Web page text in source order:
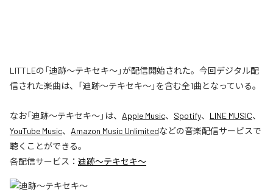
LITTLEの「迪跡〜テキセキ〜」が配信開始された。今回デジタル配
信された楽曲は、「迪跡〜テキセキ〜」を含む全1曲となっている。
なお「迪跡〜テキセキ〜」は、 Apple Music、 Spotify、 LINE MUSIC、
YouTube Music、 Amazon Music Unlimitedなどの音楽配信サービスで
聴くことができる。
各配信サービス： 迪跡〜テキセキ〜